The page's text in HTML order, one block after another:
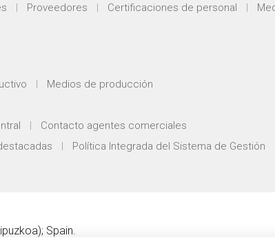
Proveedores Certificaciones de personal
Medios de producción
Contacto agentes comerciales
Política Integrada del Sistema de Gestión
); Spain